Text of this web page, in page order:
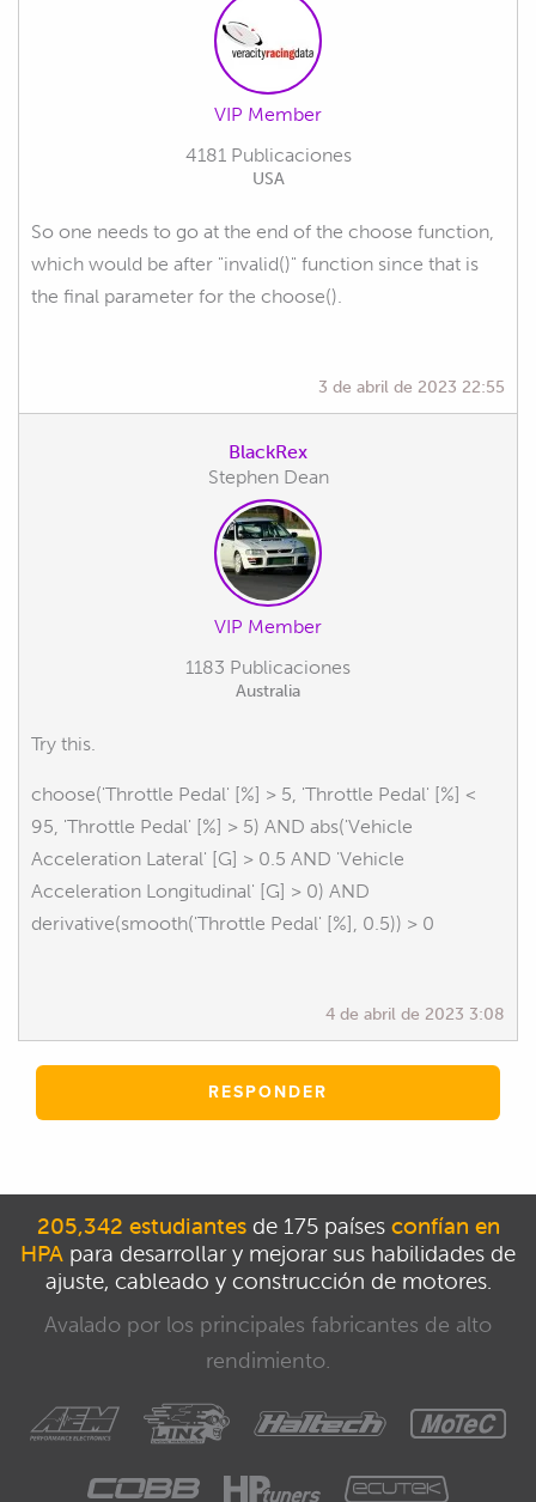
VIP Member
4181 Publicaciones
USA
So one needs to go at the end of the choose function,
which would be after "invalid()" function since that is
the final parameter for the choose().
3 de abril de 2023 22:55
BlackRex
Stephen Dean
VIP Member
1183 Publicaciones
Australia
Try this.
choose('Throttle Pedal' [%] > 5, 'Throttle Pedal' [%] <
95, 'Throttle Pedal' [%] > 5) AND abs('Vehicle
Acceleration Lateral' [G] > 0.5 AND 'Vehicle
Acceleration Longitudinal' [G] > 0) AND
derivative(smooth('Throttle Pedal' [%], 0.5)) > 0
4 de abril de 2023 3:08
RESPONDER
205,342 estudiantesde 175 países confían en
HPA para desarrollar y mejorar sus habilidades de
ajuste, cableado y construcción de motores.
Avalado por los principales fabricantes de alto
rendimiento.